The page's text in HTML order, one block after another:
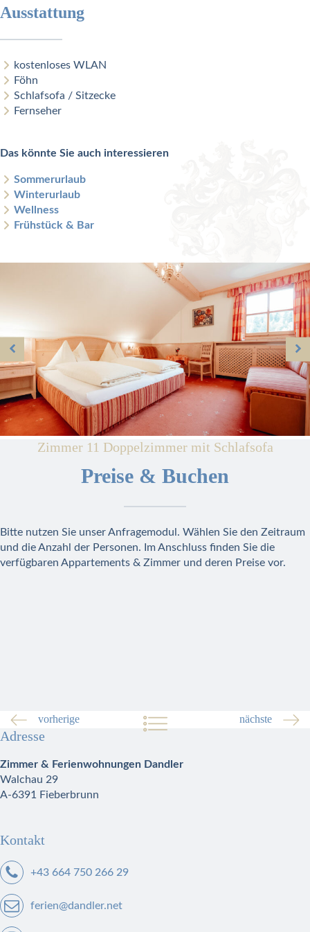
Ausstattung
kostenloses WLAN
Föhn
Schlafsofa / Sitzecke
Fernseher
Das könnte Sie auch interessieren
Sommerurlaub
Winterurlaub
Wellness
Frühstück & Bar
Zimmer 11 Doppelzimmer mit Schlafsofa
Preise & Buchen
Bitte nutzen Sie unser Anfragemodul. Wählen Sie den Zeitraum
und die Anzahl der Personen. Im Anschluss finden Sie die
verfügbaren Appartements & Zimmer und deren Preise vor.
nächste
vorherige
Adresse
Zimmer & Ferienwohnungen Dandler
Walchau 29
A-6391 Fieberbrunn
Kontakt
+43 664 750 266 29
ferien@dandler.net